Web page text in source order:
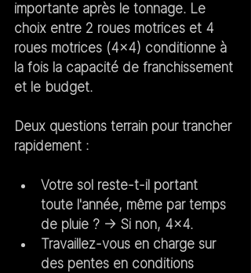
importante après le tonnage. Le
choix entre 2 roues motrices et 4
roues motrices (4x4) conditionne à
la fois la capacité de franchissement
et le budget.
Deux questions terrain pour trancher
rapidement :
Votre sol reste-t-il portant
toute l'année, même par temps
de pluie ? → Si non, 4x4.
Travaillez-vous en charge sur
des pentes en conditions